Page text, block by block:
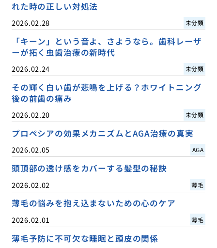
れた時の正しい対処法
2026.02.28 未分類
「キーン」という音よ、さようなら。歯科レーザ
ーが拓く虫歯治療の新時代
2026.02.24 未分類
その輝く白い歯が悲鳴を上げる？ホワイトニング
後の前歯の痛み
2026.02.20 未分類
プロペシアの効果メカニズムとAGA治療の真実
2026.02.05 AGA
頭頂部の透け感をカバーする髪型の秘訣
2026.02.02 薄毛
薄毛の悩みを抱え込まないための心のケア
2026.02.01 薄毛
薄毛予防に不可欠な睡眠と頭皮の関係